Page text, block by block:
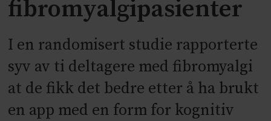
fibromyalgipasienter
I en randomisert studie rapporterte
syv av ti deltagere med fibromyalgi
at de fikk det bedre etter å ha brukt
en app med en form for kognitiv